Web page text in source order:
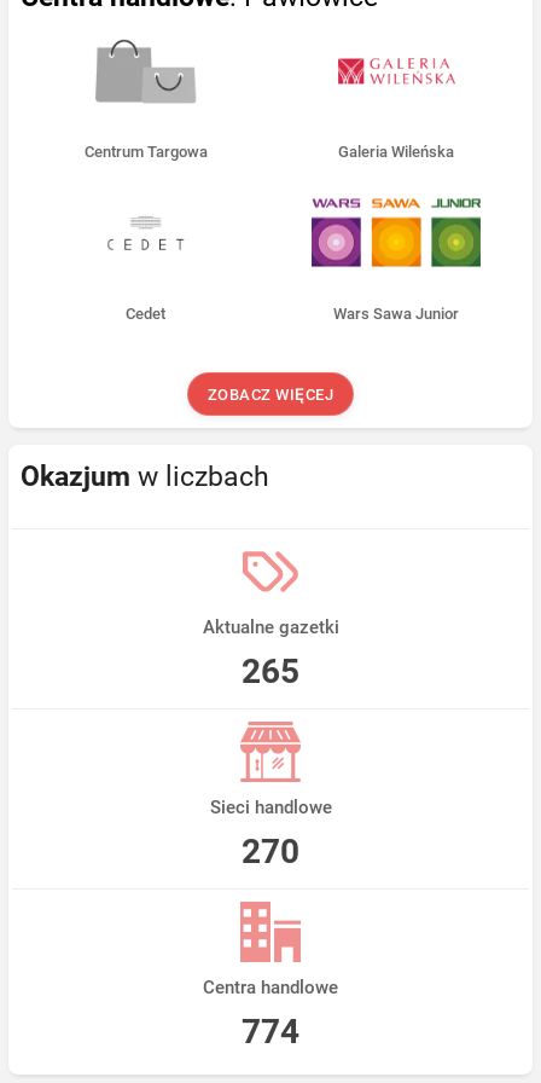
Centrum Targowa Galeria Wileńska
Cedet Wars Sawa Junior
ZOBACZ WIĘCEJ
Okazjum w liczbach
Aktualne gazetki
265
Sieci handlowe
270
Centra handlowe
774